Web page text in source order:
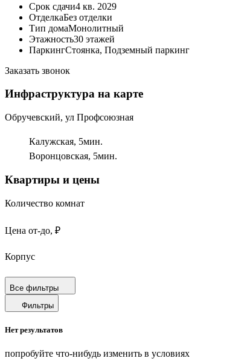
Срок сдачи4 кв. 2029
ОтделкаБез отделки
Тип домаМонолитный
Этажность30 этажей
ПаркингСтоянка, Подземный паркинг
Заказать звонок
Инфраструктура на карте
Обручевский, ул Профсоюзная
Калужская, 5мин.
Воронцовская, 5мин.
Квартиры и цены
Количество комнат
Цена от-до, ₽
Корпус
Срок сдачи
Площадь от-до, м²
Площадь кухни от-до, м²
Площадь балкона от-до, м²
Все фильтры
Фильтры
Нет результатов
попробуйте что-нибудь изменить в условиях